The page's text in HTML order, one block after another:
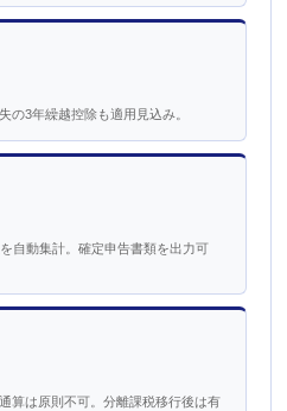
の3年繰越控除も適用見込み。
自動集計。確定申告書類を出力可
算は原則不可。分離課税移行後は有